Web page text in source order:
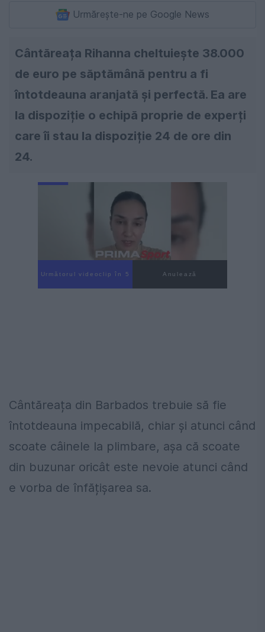
Urmărește-ne pe Google News
Cântăreața Rihanna cheltuiește 38.000
de euro pe săptămână pentru a fi
întotdeauna aranjată și perfectă. Ea are
la dispoziție o echipă proprie de experți
care îi stau la dispoziție 24 de ore din
24.
Următorul videoclip în 4 Anulează
Cântăreața din Barbados trebuie să fie
întotdeauna impecabilă, chiar și atunci când
scoate câinele la plimbare, așa că scoate
din buzunar oricât este nevoie atunci când
e vorba de înfățișarea sa.